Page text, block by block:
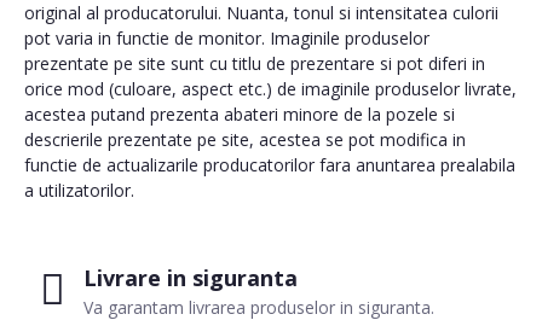
Livrare in siguranta
Va garantam livrarea produselor in siguranta.
original al producatorului. Nuanta, tonul si intensitatea culorii
pot varia in functie de monitor. Imaginile produselor
prezentate pe site sunt cu titlu de prezentare si pot diferi in
orice mod (culoare, aspect etc.) de imaginile produselor livrate,
acestea putand prezenta abateri minore de la pozele si
descrierile prezentate pe site, acestea se pot modifica in
functie de actualizarile producatorilor fara anuntarea prealabila
a utilizatorilor.